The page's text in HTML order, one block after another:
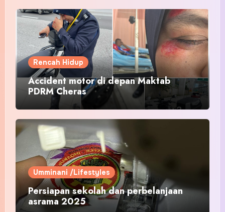
Rencah Hidup
Accident motor di depan Maktab
PDRM Cheras
Umminani /Lifestyles
Persiapan sekolah dan perbelanjaan
asrama 2025